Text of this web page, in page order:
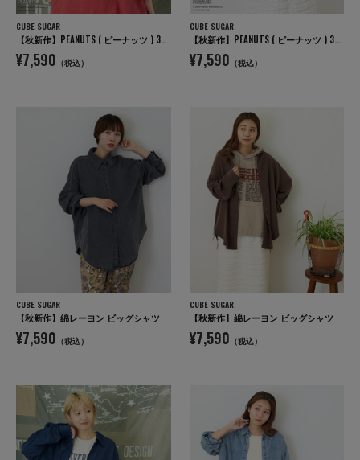
CUBE SUGAR
【秋新作】PEANUTS ( ピーナッツ ) 32/-スラブ天竺 ライン入り 7分袖 プルオーバー Tシャツ
¥7,590 （税込）
CUBE SUGAR
【秋新作】PEANUTS ( ピーナッツ ) 32/-スラブ天竺 ライン入り 7分袖 プルオーバー Tシャツ
¥7,590 （税込）
CUBE SUGAR
【秋新作】綿レーヨン ビッグシャツ
¥7,590 （税込）
CUBE SUGAR
【秋新作】綿レーヨン ビッグシャツ
¥7,590 （税込）